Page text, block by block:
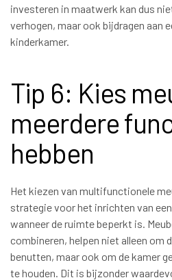
investeren in maatwerk kan dus
verhogen, maar ook bijdragen aan
kinderkamer.
Tip 6: Kies
meerdere
hebben
Het kiezen van multifunctionele
strategie voor het inrichten van
wanneer de ruimte beperkt is.
combineren, helpen niet alleen om
benutten, maar ook om de kamer
te houden. Dit is bijzonder